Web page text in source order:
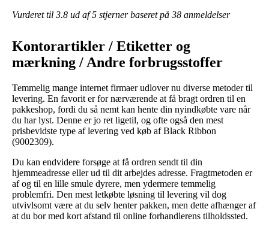
Vurderet til 3.8 ud af 5 stjerner baseret på 38 anmeldelser
Kontorartikler / Etiketter og
mærkning / Andre forbrugsstoffer
Temmelig mange internet firmaer udlover nu diverse metoder til
levering. En favorit er for nærværende at få bragt ordren til en
pakkeshop, fordi du så nemt kan hente din nyindkøbte vare når
du har lyst. Denne er jo ret ligetil, og ofte også den mest
prisbevidste type af levering ved køb af Black Ribbon
(9002309).
Du kan endvidere forsøge at få ordren sendt til din
hjemmeadresse eller ud til dit arbejdes adresse. Fragtmetoden er
af og til en lille smule dyrere, men ydermere temmelig
problemfri. Den mest letkøbte løsning til levering vil dog
utvivlsomt være at du selv henter pakken, men dette afhænger af
at du bor med kort afstand til online forhandlerens tilholdssted.